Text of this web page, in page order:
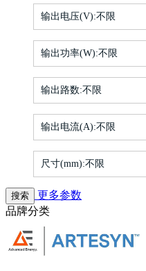
输出电压(V):不限
输出功率(W):不限
输出路数:不限
输出电流(A):不限
尺寸(mm):不限
更多参数
品牌分类